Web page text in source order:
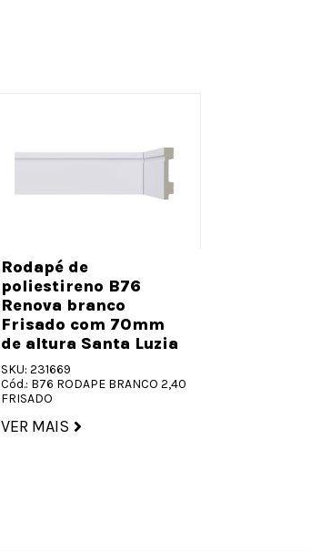
Rodapé de
poliestireno B76
Renova branco
Frisado com 70mm
de altura Santa Luzia
SKU: 231669
Cód.: B76 RODAPE BRANCO 2,40
FRISADO
VER MAIS